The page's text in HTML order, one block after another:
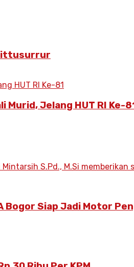
Murid, Jelang HUT RI Ke-
Bogor Siap Jadi Motor